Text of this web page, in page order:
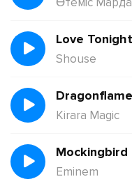
Love
Shouse
Dragonflame
Kirara Magic
Mockingbird
Eminem